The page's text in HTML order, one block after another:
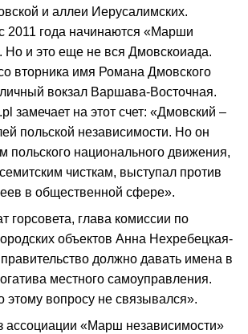
и аллеи Иерусалимских.
2011 года начинаются «Марши
Но и это еще не вся Дмовскоиада.
вторника имя Романа Дмовского
вокзал Варшава-Восточная.
замечает на этот счет: «Дмовский –
польской независимости. Но он
польского национального движения,
чисткам, выступал против
в общественной сфере».
горсовета, глава комиссии по
объектов Анна Нехребецкая-
должно давать имена в
местного самоуправления.
этому вопросу не связывался».
ассоциации «Марш независимости»